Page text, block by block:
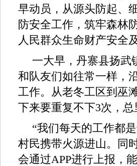
早动员，从源头防起、
防安全工作，筑牢森林
人民群众生命财产安全
一大早，丹寨县扬武
和队友们如往常一样，
工作。从老冬工区到巫
下来要重复不下3次，总
“我们每天的工作都
村民携带火源进山。同
会通过APP进行上报，